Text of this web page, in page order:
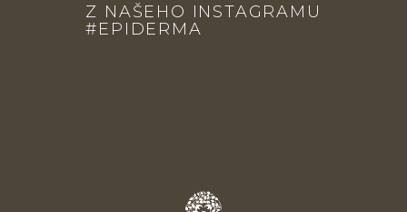
Z NAŠEHO INSTAGRAMU
#EPIDERMA